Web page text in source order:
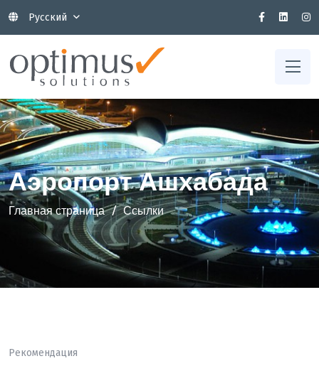
Русский
Аэропорт Ашхабада
Главная страница Ссылки
Рекомендация